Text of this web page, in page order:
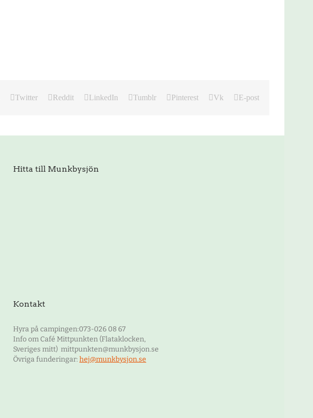
Twitter Reddit LinkedIn Tumblr Pinterest Vk E-post
Hitta till Munkbysjön
Kontakt
Hyra på campingen:073-026 08 67
Info om Café Mittpunkten (Flataklocken,
Sveriges mitt) mittpunkten@munkbysjon.se
Övriga funderingar: hej@munkbysjon.se